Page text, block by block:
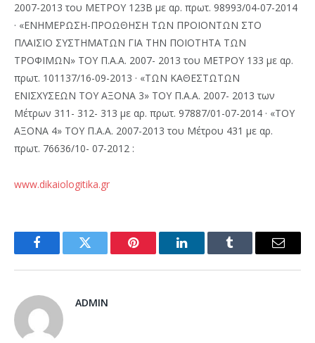
2007-2013 του ΜΕΤΡΟΥ 123Β με αρ. πρωτ. 98993/04-07-2014
· «ΕΝΗΜΕΡΩΣΗ-ΠΡΟΩΘΗΣΗ ΤΩΝ ΠΡΟΙΟΝΤΩΝ ΣΤΟ
ΠΛΑΙΣΙΟ ΣΥΣΤΗΜΑΤΩΝ ΓΙΑ ΤΗΝ ΠΟΙΟΤΗΤΑ ΤΩΝ
ΤΡΟΦΙΜΩΝ» ΤΟΥ Π.Α.Α. 2007- 2013 του ΜΕΤΡΟΥ 133 με αρ.
πρωτ. 101137/16-09-2013 · «ΤΩΝ ΚΑΘΕΣΤΩΤΩΝ
ΕΝΙΣΧΥΣΕΩΝ ΤΟΥ ΑΞΟΝΑ 3» ΤΟΥ Π.Α.Α. 2007- 2013 των
Μέτρων 311- 312- 313 με αρ. πρωτ. 97887/01-07-2014 · «ΤΟΥ
ΑΞΟΝΑ 4» ΤΟΥ Π.Α.Α. 2007-2013 του Μέτρου 431 με αρ.
πρωτ. 76636/10- 07-2012 :
www.dikaiologitika.gr
FacebookTwitter Pinterest LinkedInTumblr Email
ADMIN